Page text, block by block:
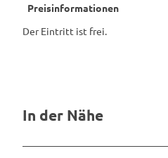
Preisinformationen
Der Eintritt ist frei.
In der Nähe